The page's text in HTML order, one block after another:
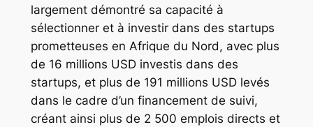
largement démontré sa capacité à
sélectionner et à investir dans des startups
prometteuses en Afrique du Nord, avec plus
de 16 millions USD investis dans des
startups, et plus de 191 millions USD levés
dans le cadre d’un financement de suivi,
créant ainsi plus de 2 500 emplois directs et